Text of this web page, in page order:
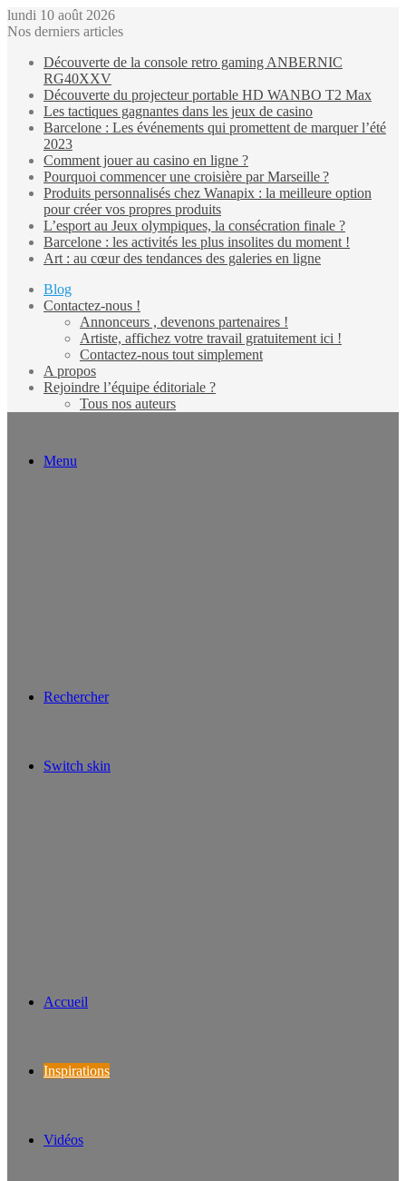
lundi 10 août 2026
Nos derniers articles
Découverte de la console retro gaming ANBERNIC
RG40XXV
Découverte du projecteur portable HD WANBO T2 Max
Les tactiques gagnantes dans les jeux de casino
Barcelone : Les événements qui promettent de marquer l’été
2023
Comment jouer au casino en ligne ?
Pourquoi commencer une croisière par Marseille ?
Produits personnalisés chez Wanapix : la meilleure option
pour créer vos propres produits
L’esport au Jeux olympiques, la consécration finale ?
Barcelone : les activités les plus insolites du moment !
Art : au cœur des tendances des galeries en ligne
Blog
Contactez-nous !
Annonceurs , devenons partenaires !
Artiste, affichez votre travail gratuitement ici !
Contactez-nous tout simplement
A propos
Rejoindre l’équipe éditoriale ?
Tous nos auteurs
Menu
Rechercher
Switch skin
Accueil
Inspirations
Vidéos